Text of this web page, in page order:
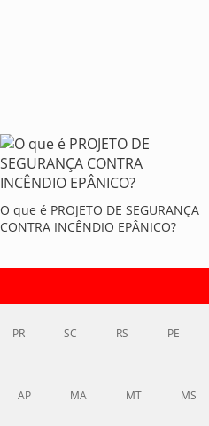
O que é PROJETO DE SEGURANÇA
CONTRA INCÊNDIO EPÂNICO?
PR SC RS PE
AP MA MT MS